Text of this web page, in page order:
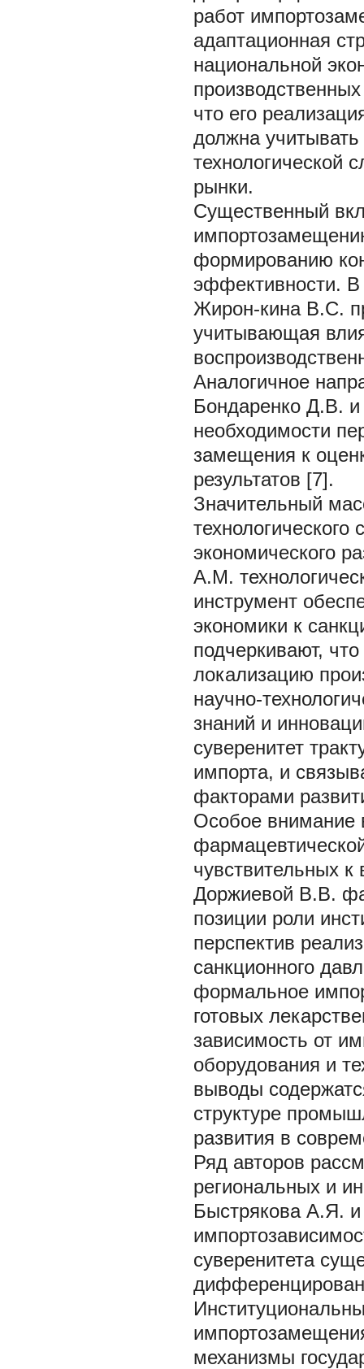
работ
адаптационная
национальной
что его
должна
технологической
рынки.
Существенный
формированию
эффективности.
Жирон-кина В.С.
учитывающая
Аналогичное
Бондаренко Д.В.
необходимости
замещения к
результатов [7].
Значительный
технологического
экономического
А.М.
инструмент
экономики к
подчеркивают,
локализацию
научно-
знаний и
суверенитет
импорта, и
факторами
Особое внимание
чувствительных
Доржиевой В.В.
позиции роли
перспектив
санкционного
формальное
готовых
зависимость от
оборудования и
выводы
структуре
развития в
Ряд авторов
региональных и
Быстрякова А.Я.
суверенитета
механизмы